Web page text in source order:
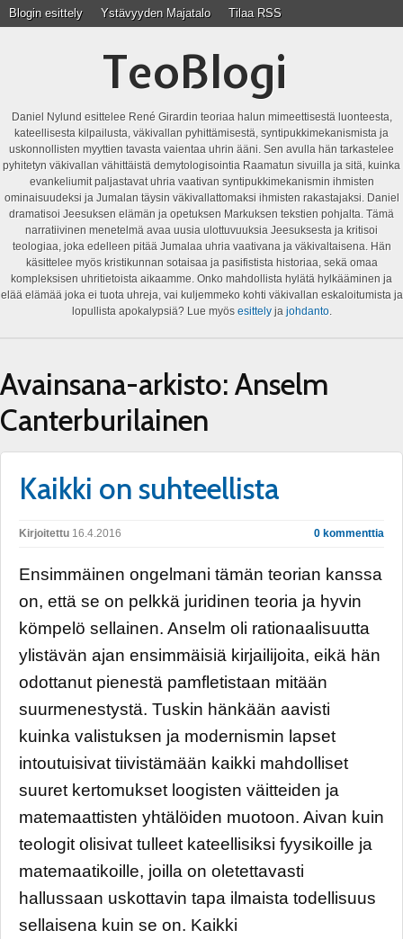
Blogin esittely Ystävyyden Majatalo Tilaa RSS
TeoBlogi
Daniel Nylund esittelee René Girardin teoriaa halun mimeettisestä luonteesta,
kateellisesta kilpailusta, väkivallan pyhittämisestä, syntipukkimekanismista ja
uskonnollisten myyttien tavasta vaientaa uhrin ääni. Sen avulla hän tarkastelee
pyhitetyn väkivallan vähittäistä demytologisointia Raamatun sivuilla ja sitä, kuinka
evankeliumit paljastavat uhria vaativan syntipukkimekanismin ihmisten
ominaisuudeksi ja Jumalan täysin väkivallattomaksi ihmisten rakastajaksi. Daniel
dramatisoi Jeesuksen elämän ja opetuksen Markuksen tekstien pohjalta. Tämä
narratiivinen menetelmä avaa uusia ulottuvuuksia Jeesuksesta ja kritisoi
teologiaa, joka edelleen pitää Jumalaa uhria vaativana ja väkivaltaisena. Hän
käsittelee myös kristikunnan sotaisaa ja pasifistista historiaa, sekä omaa
kompleksisen uhritietoista aikaamme. Onko mahdollista hylätä hylkääminen ja
elää elämää joka ei tuota uhreja, vai kuljemmeko kohti väkivallan eskaloitumista ja
lopullista apokalypsiä? Lue myös esittelyja johdanto.
Avainsana-arkisto: Anselm
Canterburilainen
Kaikki on suhteellista
Kirjoitettu 16.4.2016 0 kommenttia
Ensimmäinen ongelmani tämän teorian kanssa
on, että se on pelkkä juridinen teoria ja hyvin
kömpelö sellainen. Anselm oli rationaalisuutta
ylistävän ajan ensimmäisiä kirjailijoita, eikä hän
odottanut pienestä pamfletistaan mitään
suurmenestystä. Tuskin hänkään aavisti
kuinka valistuksen ja modernismin lapset
intoutuisivat tiivistämään kaikki mahdolliset
suuret kertomukset loogisten väitteiden ja
matemaattisten yhtälöiden muotoon. Aivan kuin
teologit olisivat tulleet kateellisiksi fyysikoille ja
matemaatikoille, joilla on oletettavasti
hallussaan uskottavin tapa ilmaista todellisuus
sellaisena kuin se on. Kaikki